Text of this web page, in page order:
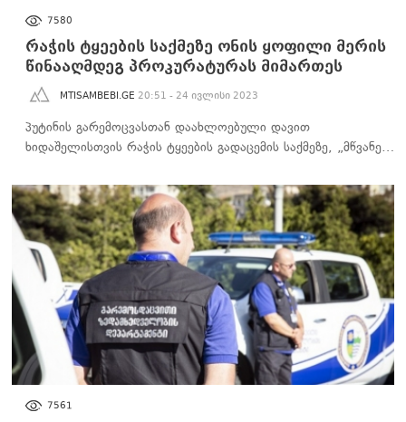
7580
რაჭის ტყეების საქმეზე ონის ყოფილი მერის
წინააღმდეგ პროკურატურას მიმართეს
MTISAMBEBI.GE 20:51 - 24 ივლისი 2023
პუტინის გარემოცვასთან დაახლოებული დავით
ხიდაშელისთვის რაჭის ტყეების გადაცემის საქმეზე, „მწვანე…
7561